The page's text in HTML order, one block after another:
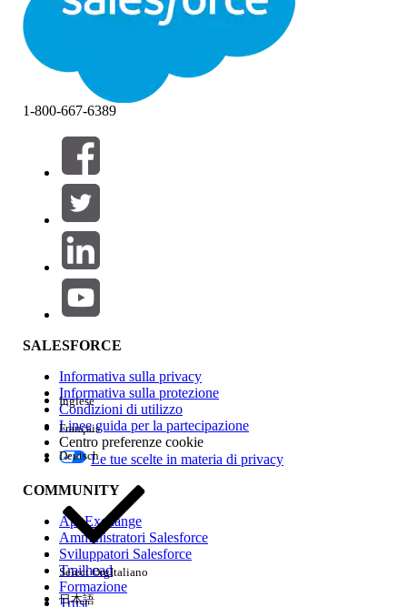
Filtri (0)
SELEZIONA FILTRI
Area prodotti
Impatto della funzione
Edition
Esperienza
1-800-667-6389
SALESFORCE
Informativa sulla privacy
Informativa sulla protezione
Condizioni di utilizzo
Linee guida per la partecipazione
Centro preferenze cookie
Le tue scelte in materia di privacy
COMMUNITY
AppExchange
Amministratori Salesforce
Sviluppatori Salesforce
Trailhead
Formazione
Trust
Inglese
Français
Deutsch
Select OrgItaliano
日本語